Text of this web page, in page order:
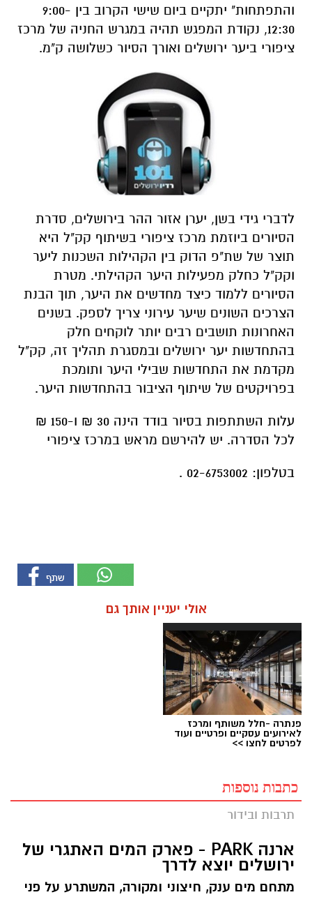
והתפתחות" יתקיים ביום שישי הקרוב בין 9:00-
12:30, נקודת המפגש תהיה במגרש החניה של מרכז
ציפורי ביער ירושלים ואורך הסיור כשלושה ק"מ.
לדברי גידי בשן, יערן אזור ההר בירושלים, סדרת
הסיורים ביוזמת מרכז ציפורי בשיתוף קק"ל היא
תוצר של שת"פ הדוק בין הקהילות השכנות ליער
וקק"ל כחלק מפעילות היער הקהילתי. מטרת
הסיורים ללמוד כיצד מחדשים את היער, תוך הבנת
הצרכים השונים שיער עירוני צריך לספק. בשנים
האחרונות תושבים רבים יותר לוקחים חלק
בהתחדשות יער ירושלים ובמסגרת תהליך זה, קק"ל
מקדמת את התחדשות שבילי היער ותומכת
בפרויקטים של שיתוף הציבור בהתחדשות היער.
עלות השתתפות בסיור בודד הינה 30 ₪ ו-150 ₪
לכל הסדרה. יש להירשם מראש במרכז ציפורי
בטלפון: 02-6753002 .
אולי יעניין אותך גם
פנתרה -חלל משותף ומרכז
לאירועים עסקיים ופרטיים ועוד
לפרטים לחצו >>
כתבות נוספות
תרבות ובידור
ארנה PARK - פארק המים האתגרי של
ירושלים יוצא לדרך
מתחם מים ענק, חיצוני ומקורה, המשתרע על פני